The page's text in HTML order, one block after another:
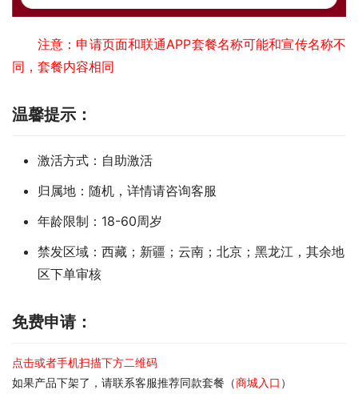
注意：申请页面和联通APP套餐名称可能和宣传名称不
同，套餐内容相同
温馨提示：
激活方式：自助激活
归属地：随机，详情请咨询客服
年龄限制：18-60周岁
禁发区域：西藏；新疆；云南；北京；黑龙江，其余地
区下单审核
免费申请：
点击或者手机扫描下方二维码
如果产品下架了，请联系客服推荐同款套餐（商城入口 ）